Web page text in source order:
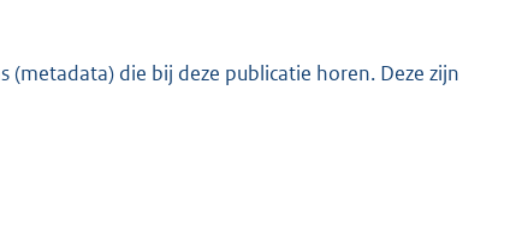
b
die bij deze publicatie horen. Deze zijn